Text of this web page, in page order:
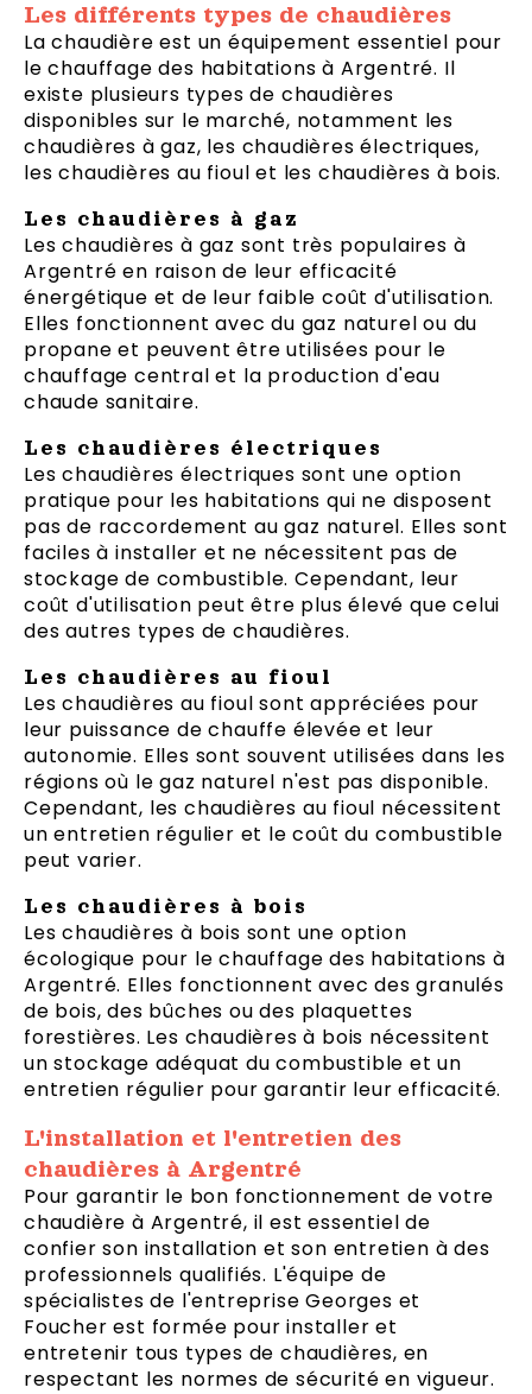
Les différents types de chaudières
La chaudière est un équipement essentiel pour
le chauffage des habitations à Argentré. Il
existe plusieurs types de chaudières
disponibles sur le marché, notamment les
chaudières à gaz, les chaudières électriques,
les chaudières au fioul et les chaudières à bois.
Les chaudières à gaz
Les chaudières à gaz sont très populaires à
Argentré en raison de leur efficacité
énergétique et de leur faible coût d'utilisation.
Elles fonctionnent avec du gaz naturel ou du
propane et peuvent être utilisées pour le
chauffage central et la production d'eau
chaude sanitaire.
Les chaudières électriques
Les chaudières électriques sont une option
pratique pour les habitations qui ne disposent
pas de raccordement au gaz naturel. Elles sont
faciles à installer et ne nécessitent pas de
stockage de combustible. Cependant, leur
coût d'utilisation peut être plus élevé que celui
des autres types de chaudières.
Les chaudières au fioul
Les chaudières au fioul sont appréciées pour
leur puissance de chauffe élevée et leur
autonomie. Elles sont souvent utilisées dans les
régions où le gaz naturel n'est pas disponible.
Cependant, les chaudières au fioul nécessitent
un entretien régulier et le coût du combustible
peut varier.
Les chaudières à bois
Les chaudières à bois sont une option
écologique pour le chauffage des habitations à
Argentré. Elles fonctionnent avec des granulés
de bois, des bûches ou des plaquettes
forestières. Les chaudières à bois nécessitent
un stockage adéquat du combustible et un
entretien régulier pour garantir leur efficacité.
L'installation et l'entretien des
chaudières à Argentré
Pour garantir le bon fonctionnement de votre
chaudière à Argentré, il est essentiel de
confier son installation et son entretien à des
professionnels qualifiés. L'équipe de
spécialistes de l'entreprise Georges et
Foucher est formée pour installer et
entretenir tous types de chaudières, en
respectant les normes de sécurité en vigueur.